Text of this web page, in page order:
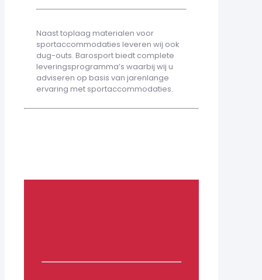
Naast toplaag materialen voor
sportaccommodaties leveren wij ook
dug-outs. Barosport biedt complete
leveringsprogramma’s waarbij wij u
adviseren op basis van jarenlange
ervaring met sportaccommodaties.